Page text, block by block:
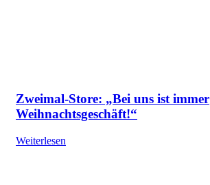
Zweimal-Store: „Bei uns ist immer
Weihnachtsgeschäft!“
Weiterlesen